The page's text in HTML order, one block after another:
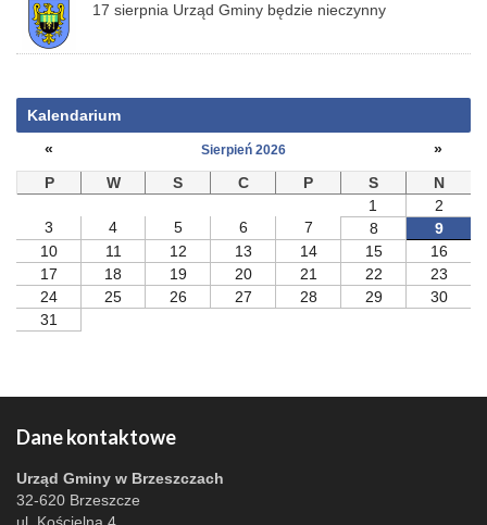
17 sierpnia Urząd Gminy będzie nieczynny
Kalendarium
«
Sierpień 2026
»
P
W S C P S
N
1
2
3
4 5 6 7 8
9
10
11 12 13 14 15
16
17
18 19 20 21 22
23
24
25 26 27 28 29
30
31
Dane kontaktowe
Urząd Gminy w Brzeszczach
32-620 Brzeszcze